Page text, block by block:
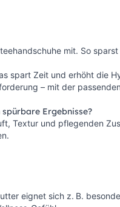
mit. So
spart Zeit und erhöht die
– mit der
Ergebnisse?
Textur und pflegenden
eignet sich z. B.